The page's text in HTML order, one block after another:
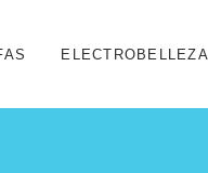
ELECTROBELLEZA